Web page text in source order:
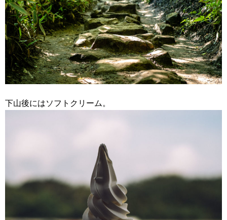
下山後にはソフトクリーム。